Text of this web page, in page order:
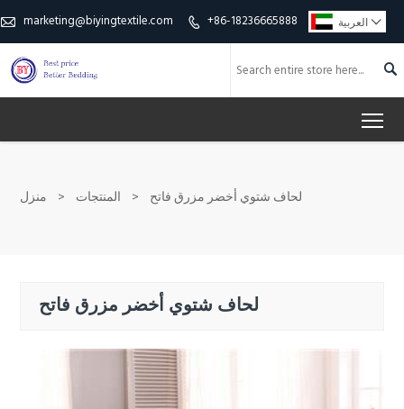
 marketing@biyingtextile.com  +86-18236665888 العربية 

منزل > المنتجات > لحاف شتوي أخضر مزرق فاتح
لحاف شتوي أخضر مزرق فاتح